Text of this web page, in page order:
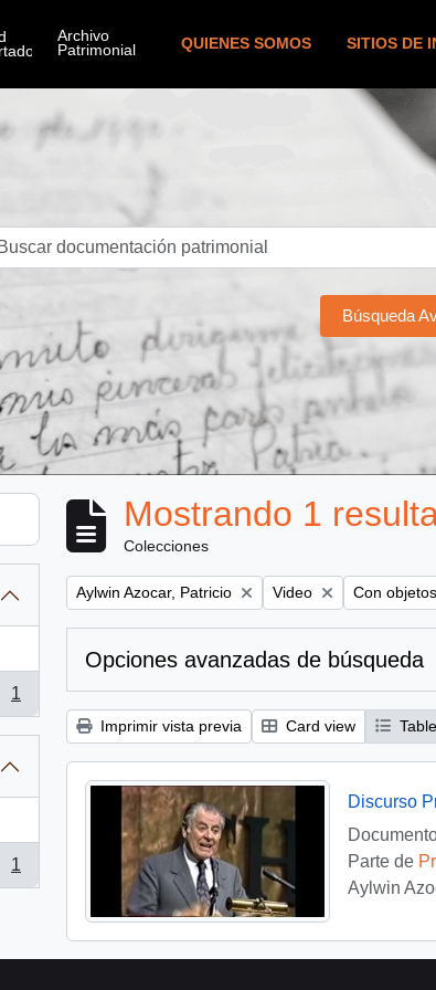
QUIENES SOMOS SITIOS DE
Búsqueda
1
1
Mostrando 1
Colecciones
Remove filter:
Aylwin Azocar, Patricio Remove filter:
Video Remove
Con
Opciones avanzadas de búsqueda
Imprimir vista previa Card view
Discurso
Parte de
Aylwin